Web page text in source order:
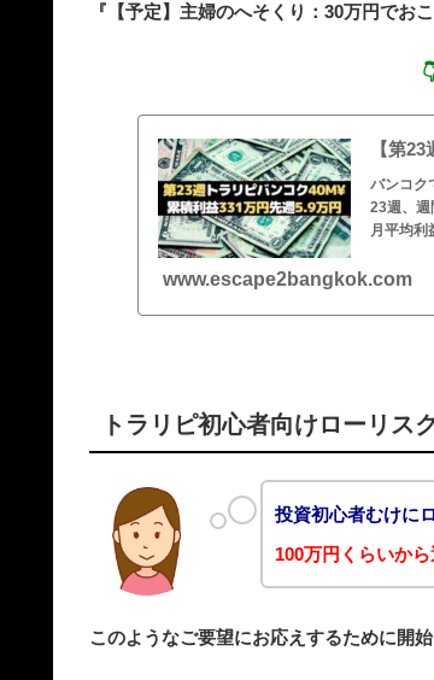
『【予定】主婦のへそくり：30万円でお
【第
バンコク
23週、週
月平均利
www.escape2bangkok.com
トラリピ初心者向けローリス
投資初心者むけに
100万円くらいか
このようなご要望にお応えするために開